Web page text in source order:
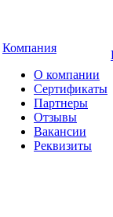
Компания
О компании
Сертификаты
Партнеры
Отзывы
Вакансии
Реквизиты